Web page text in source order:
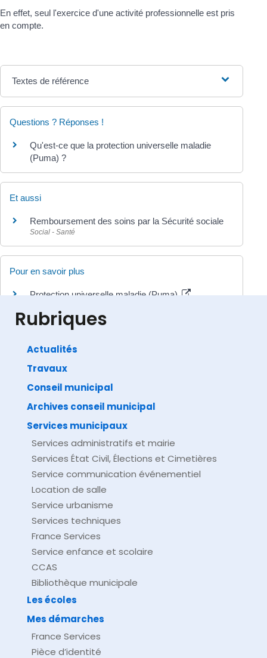
En effet, seul l'exercice d'une activité professionnelle est pris
en compte.
Textes de référence
Questions ? Réponses !
Qu'est-ce que la protection universelle maladie
(Puma) ?
Et aussi
Remboursement des soins par la Sécurité sociale
Social - Santé
Pour en savoir plus
Protection universelle maladie (Puma)
Direction de l'information légale et administrative
Rubriques
Actualités
Travaux
Conseil municipal
Archives conseil municipal
Services municipaux
Services administratifs et mairie
Services État Civil, Élections et Cimetières
Service communication événementiel
Location de salle
Service urbanisme
Services techniques
France Services
Service enfance et scolaire
CCAS
Bibliothèque municipale
Les écoles
Mes démarches
France Services
Pièce d’identité